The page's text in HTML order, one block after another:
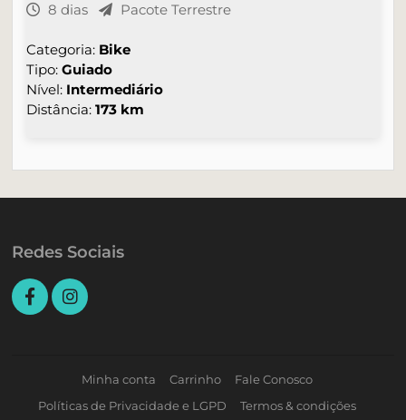
8 dias Pacote Terrestre
Categoria: Bike
Tipo:Guiado
Nível: Intermediário
Distância:173 km
Redes Sociais
Minha conta Carrinho
Fale Conosco
Políticas de Privacidade e LGPD
Termos & condições